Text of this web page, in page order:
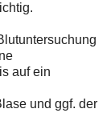
auf ein
und ggf. der